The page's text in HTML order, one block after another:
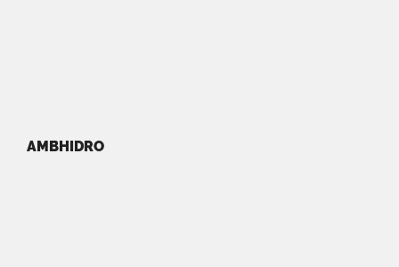
AMBHIDRO